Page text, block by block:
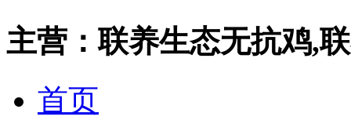
主营：联养生态无抗鸡,
首页